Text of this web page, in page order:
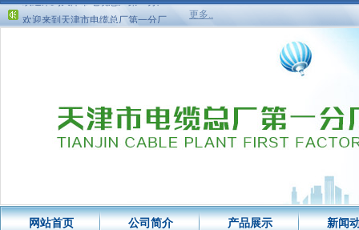
欢迎来到天津市电缆总厂第一分厂
更多..
网站首页 公司简介 产品展示 新闻